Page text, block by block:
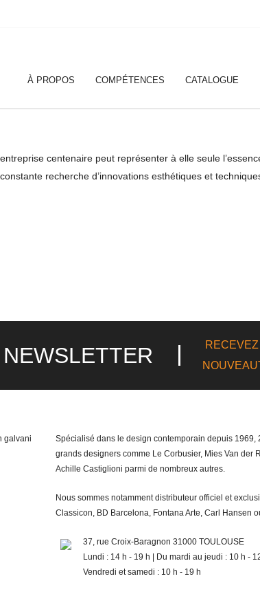
À PROPOS COMPÉTENCES CATALOGUE
centenaire peut représenter à elle seule
recherche d’innovations esthétiques et
NEWSLETTER
Spécialisé dans le design contemporain depuis
grands designers comme Le Corbusier, Mies Van der
Achille Castiglioni parmi de nombreux autres.
Nous sommes notamment distributeur officiel et
Classicon, BD Barcelona, Fontana Arte, Carl Hansen
37, rue Croix-Baragnon 31000 TOULOUSE
Lundi : 14 h - 19 h | Du mardi au jeudi : 10 h -
Vendredi et samedi : 10 h - 19 h